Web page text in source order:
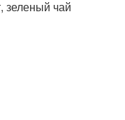
зеленый чай